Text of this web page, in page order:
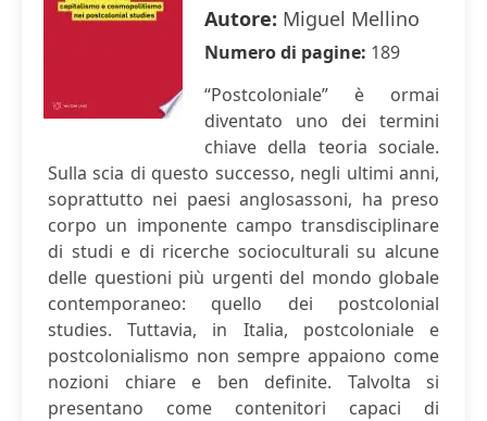
Autore: Miguel Mellino
Numero di pagine: 189
“Postcoloniale” è ormai
diventato uno dei termini
chiave della teoria sociale.
Sulla scia di questo successo, negli ultimi anni,
soprattutto nei paesi anglosassoni, ha preso
corpo un imponente campo transdisciplinare
di studi e di ricerche socioculturali su alcune
delle questioni più urgenti del mondo globale
contemporaneo: quello dei postcolonial
studies. Tuttavia, in Italia, postcoloniale e
postcolonialismo non sempre appaiono come
nozioni chiare e ben definite. Talvolta si
presentano come contenitori capaci di